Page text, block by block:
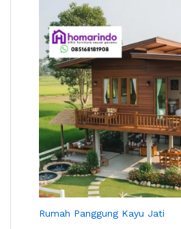
Rumah Panggung Kayu Jati